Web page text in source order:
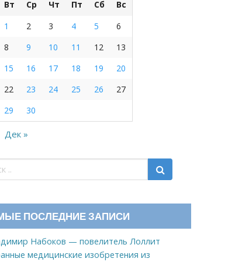
Вт Ср Чт Пт Сб
Вс
1
2 3 4 5
6
8 9 10 11 12
13
15 16 17 18 19
20
22 23 24 25 26
27
29 30
Дек »
ПОСЛЕДНИЕ ЗАПИСИ
Набоков — повелитель Лоллит
медицинские изобретения из